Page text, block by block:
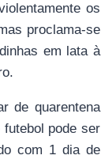
os
proclama-se
em lata à
de quarentena
pode ser
com 1 dia de